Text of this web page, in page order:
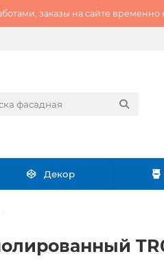
заказы на сайте
Декор